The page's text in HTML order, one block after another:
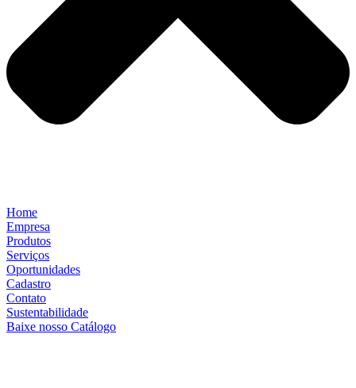
Home
Empresa
Produtos
Serviços
Oportunidades
Cadastro
Contato
Sustentabilidade
Baixe nosso Catálogo